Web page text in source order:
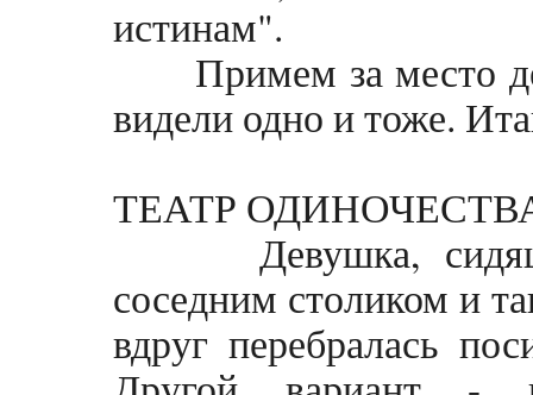
истинам".
Примем за место
видели одно и тоже.
ТЕАТР
Девушка,
соседним столиком и
вдруг перебралась